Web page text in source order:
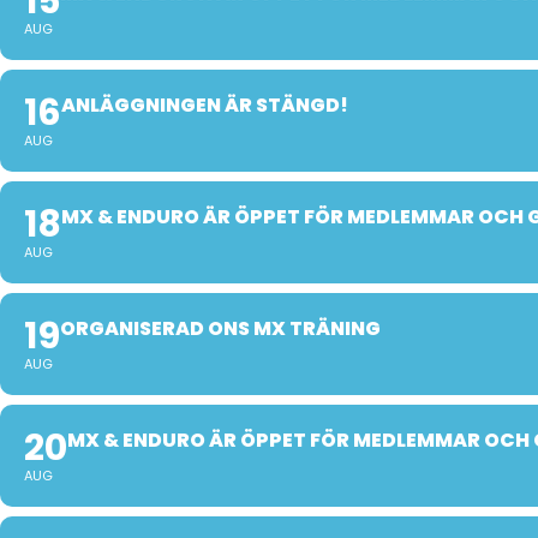
AUG
16
AUG
ANLÄGGNINGEN ÄR STÄNGD!
18
AUG
MX & ENDURO ÄR ÖPPET FÖR MEDLEMMAR OCH
19
AUG
ORGANISERAD ONS MX TRÄNING
20
AUG
MX & ENDURO ÄR ÖPPET FÖR MEDLEMMAR OCH